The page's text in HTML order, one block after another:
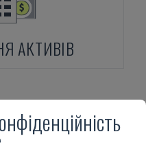
АКТИВІВ
system